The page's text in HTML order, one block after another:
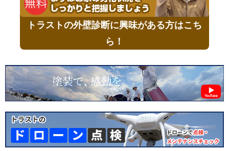
トラストの外壁診断に興味がある方はこち
ら！